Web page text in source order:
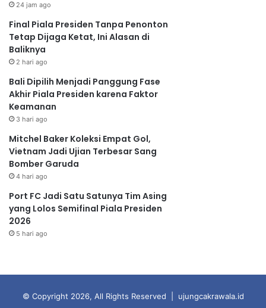
24 jam ago
Final Piala Presiden Tanpa Penonton
Tetap Dijaga Ketat, Ini Alasan di
Baliknya
2 hari ago
Bali Dipilih Menjadi Panggung Fase
Akhir Piala Presiden karena Faktor
Keamanan
3 hari ago
Mitchel Baker Koleksi Empat Gol,
Vietnam Jadi Ujian Terbesar Sang
Bomber Garuda
4 hari ago
Port FC Jadi Satu Satunya Tim Asing
yang Lolos Semifinal Piala Presiden
2026
5 hari ago
© Copyright 2026, All Rights Reserved | ujungcakrawala.id